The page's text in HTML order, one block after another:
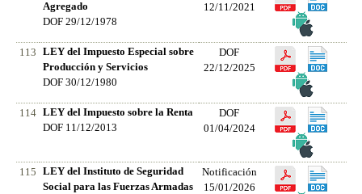
Agregado
DOF 29/12/1978
12/11/2021
113
LEY del Impuesto Especial sobre
Producción y Servicios
DOF 30/12/1980
DOF
22/12/2025
114 LEY del Impuesto sobre la Renta
DOF 11/12/2013
DOF
01/04/2024
115
LEY del Instituto de Seguridad
Social para las Fuerzas Armadas
Notificación
15/01/2026